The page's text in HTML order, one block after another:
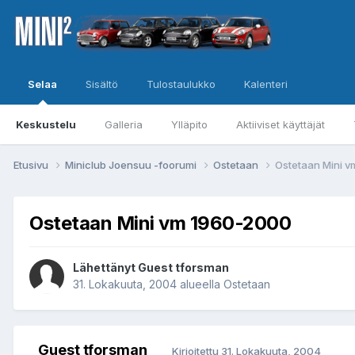
Selaa
Keskustelu Galleria Ylläpito Aktiiviset käyttäjät
Sisältö Tulostaulukko Kalenteri
Etusivu Miniclub Joensuu -foorumi Ostetaan Ostetaan Mini
Ostetaan Mini vm 1960-2000
Lähettänyt Guest tforsman
31. Lokakuuta, 2004 alueella Ostetaan
Guest tforsman Kirjoitettu 31. Lokakuuta, 2004